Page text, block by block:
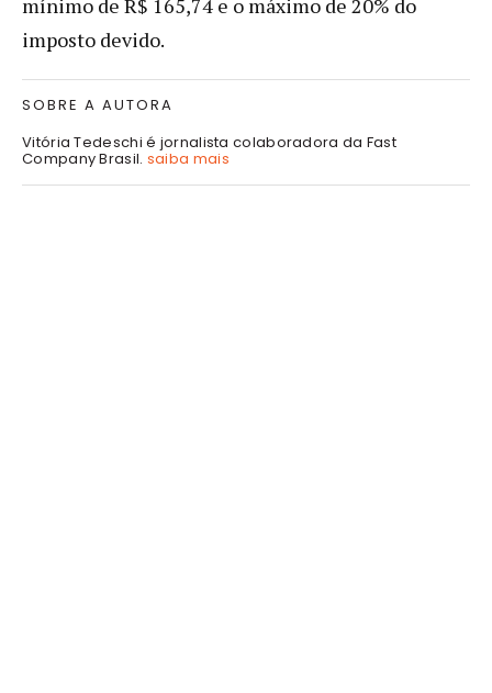
mínimo de R$ 165,74 e o máximo de 20% do
imposto devido.
SOBRE A AUTORA
Vitória Tedeschi é jornalista colaboradora da Fast
Company Brasil. saiba mais